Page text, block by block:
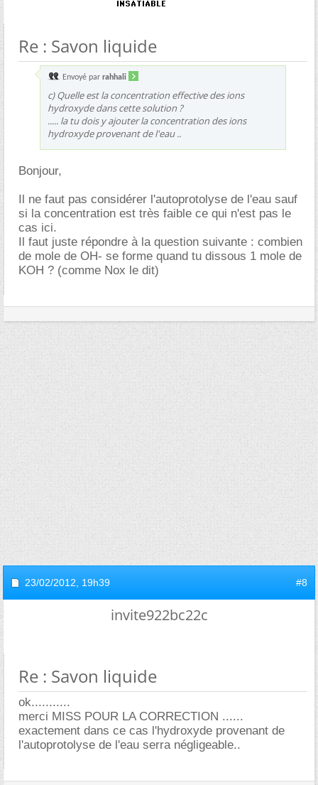
Re : Savon liquide
Envoyé par rahhali
c) Quelle est la concentration effective des ions
hydroxyde dans cette solution ?
..... la tu dois y ajouter la concentration des ions
hydroxyde provenant de l'eau ..
Bonjour,
Il ne faut pas considérer l'autoprotolyse de l'eau sauf
si la concentration est très faible ce qui n'est pas le
cas ici.
Il faut juste répondre à la question suivante : combien
de mole de OH- se forme quand tu dissous 1 mole de
KOH ? (comme Nox le dit)
23/02/2012, 19h39 #8
invite922bc22c
Re : Savon liquide
ok...........
merci MISS POUR LA CORRECTION ......
exactement dans ce cas l'hydroxyde provenant de
l'autoprotolyse de l'eau serra négligeable..